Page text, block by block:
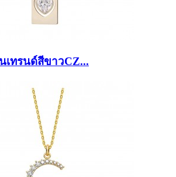
เทรนด์สีขาวCZ...